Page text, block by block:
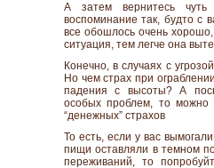
А затем вернитесь
воспоминание так, будто с
все обошлось очень
ситуация, тем легче она
Конечно, в случаях с
Но чем страх при
падения с высоты? А
особых проблем, то можно
“денежных” страхов
То есть, если у вас
пищи оставляли в темном
переживаний, то